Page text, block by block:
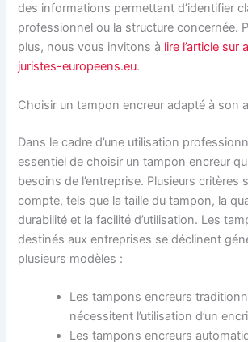
des informations permettant d’identifier
professionnel ou la structure concernée.
plus, nous vous invitons à lire l’article
juristes-europeens.eu.
Choisir un tampon encreur adapté à son
Dans le cadre d’une utilisation
essentiel de choisir un tampon encreur
besoins de l’entreprise. Plusieurs critères
compte, tels que la taille du tampon, la
durabilité et la facilité d’utilisation. Les
destinés aux entreprises se déclinent
plusieurs modèles :
Les tampons encreurs
nécessitent l’utilisation d’un
Les tampons encreurs